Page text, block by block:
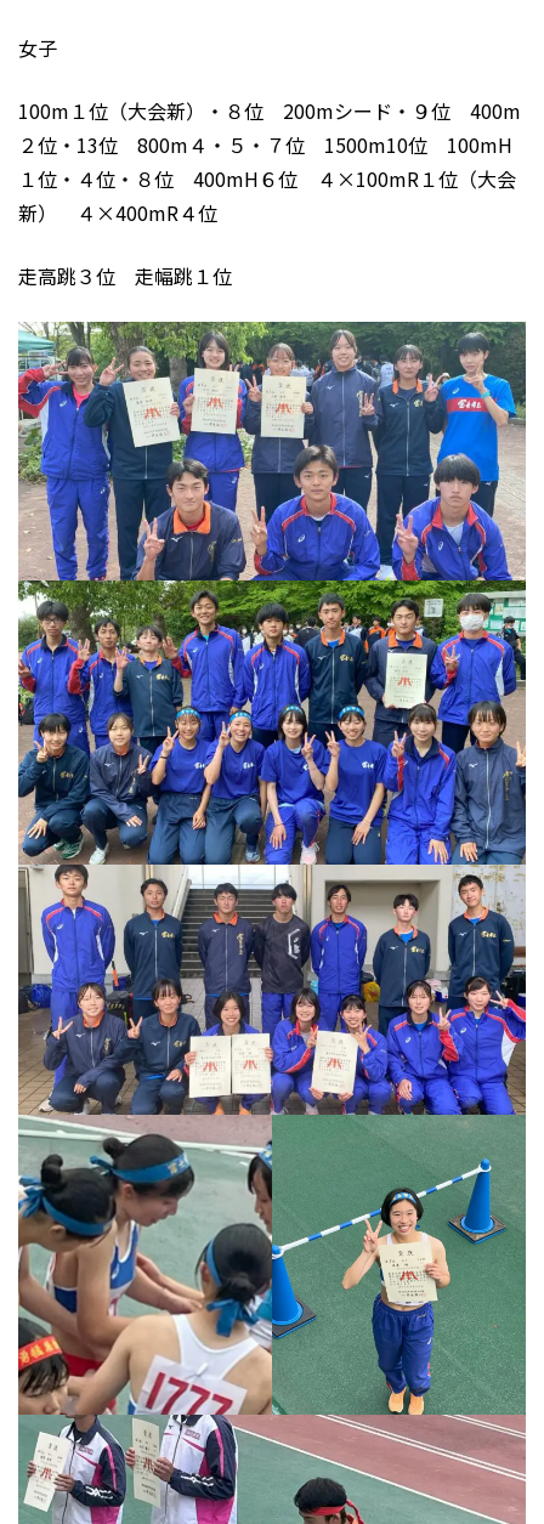
女子
100m１位（大会新）・８位 200mシード・９位 400m
２位・13位 800m４・５・７位 1500m10位 100mH
１位・４位・８位 400mH６位 ４×100mR１位（大会
新） ４×400mR４位
走高跳３位 走幅跳１位